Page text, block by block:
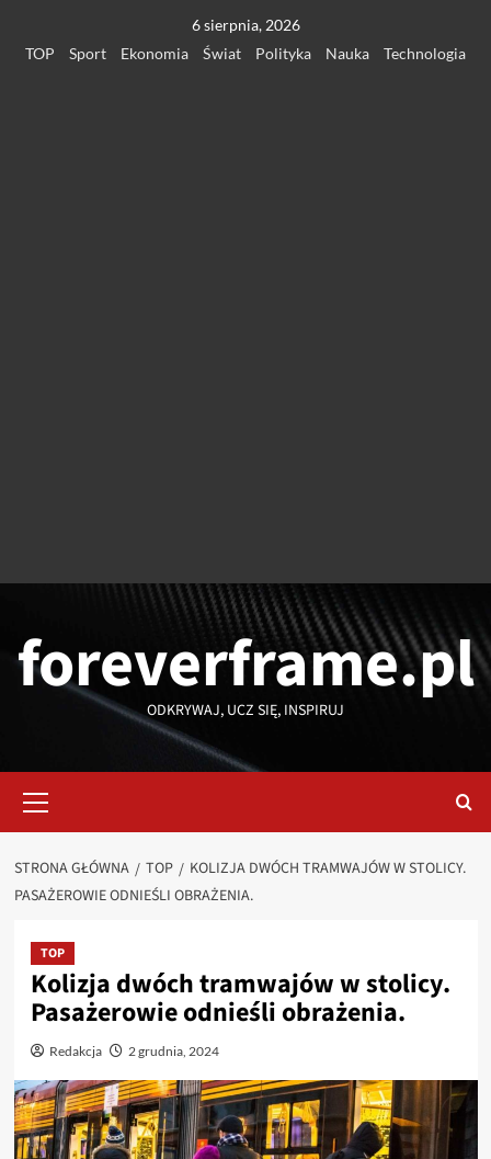
6 sierpnia, 2026
TOP
Sport Ekonomia Świat Polityka Nauka Technologia
foreverframe.pl
ODKRYWAJ, UCZ SIĘ, INSPIRUJ
główne
STRONA GŁÓWNA TOP
KOLIZJA DWÓCH TRAMWAJÓW W STOLICY.
PASAŻEROWIE ODNIEŚLI OBRAŻENIA.
TOP
Kolizja dwóch tramwajów w stolicy.
Pasażerowie odnieśli obrażenia.
Redakcja 2 grudnia, 2024